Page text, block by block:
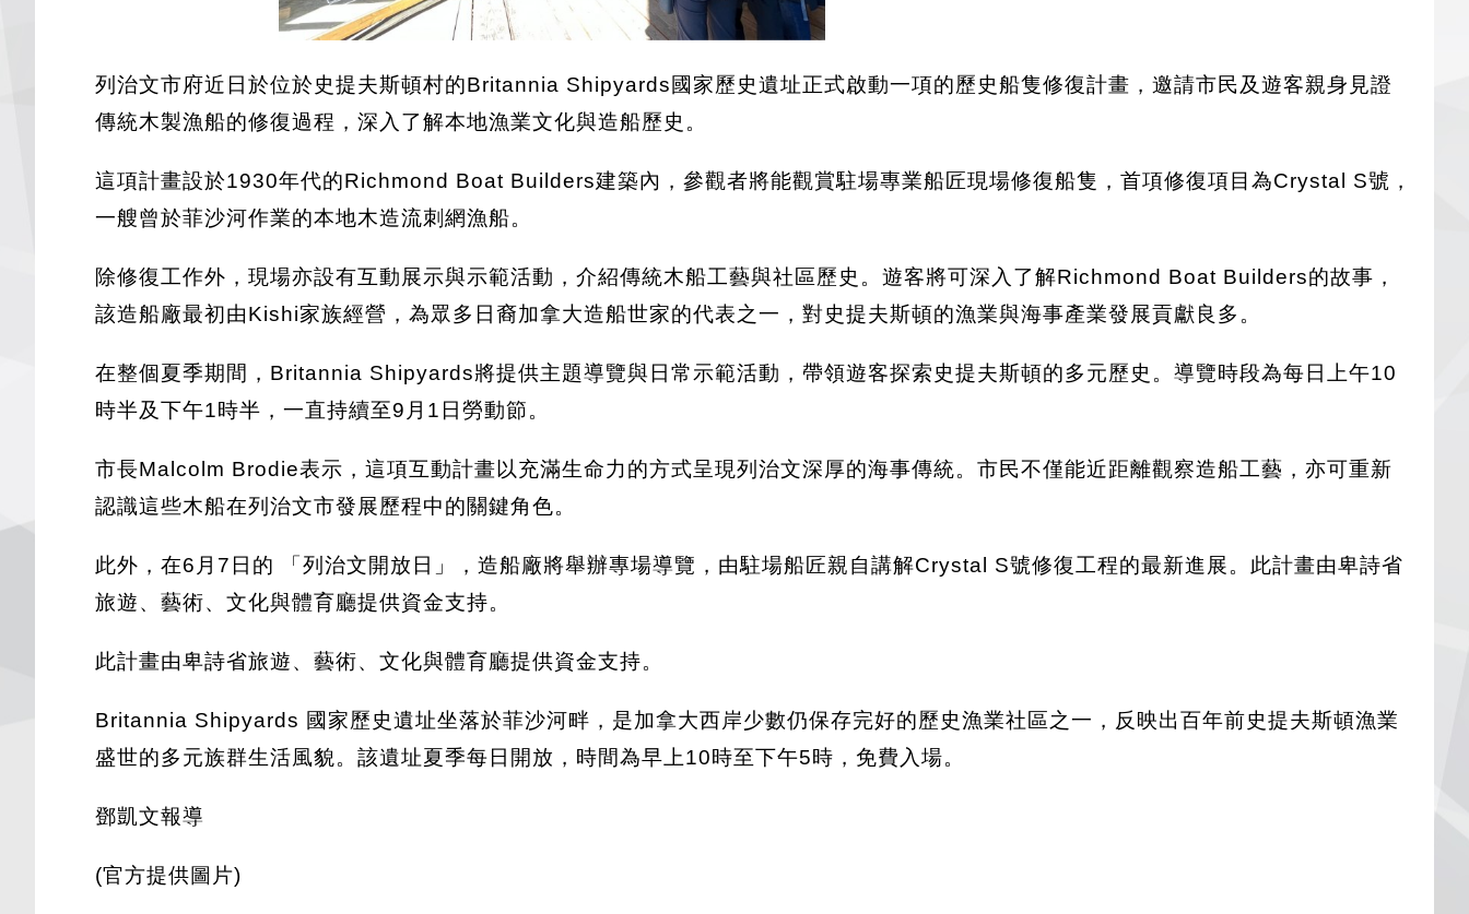
列治文市府近日於位於史提夫斯頓村的Britannia Shipyards國家歷史遺址正式啟動一項的歷史船隻修復計畫，邀請市民及遊客親身見證
傳統木製漁船的修復過程，深入了解本地漁業文化與造船歷史。
這項計畫設於1930年代的Richmond Boat Builders建築內，參觀者將能觀賞駐場專業船匠現場修復船隻，首項修復項目為Crystal S號，
一艘曾於菲沙河作業的本地木造流刺網漁船。
除修復工作外，現場亦設有互動展示與示範活動，介紹傳統木船工藝與社區歷史。遊客將可深入了解Richmond Boat Builders的故事，
該造船廠最初由Kishi家族經營，為眾多日裔加拿大造船世家的代表之一，對史提夫斯頓的漁業與海事產業發展貢獻良多。
在整個夏季期間，Britannia Shipyards將提供主題導覽與日常示範活動，帶領遊客探索史提夫斯頓的多元歷史。導覽時段為每日上午10
時半及下午1時半，一直持續至9月1日勞動節。
市長Malcolm Brodie表示，這項互動計畫以充滿生命力的方式呈現列治文深厚的海事傳統。市民不僅能近距離觀察造船工藝，亦可重新
認識這些木船在列治文市發展歷程中的關鍵角色。
此外，在6月7日的 「列治文開放日」，造船廠將舉辦專場導覽，由駐場船匠親自講解Crystal S號修復工程的最新進展。此計畫由卑詩省
旅遊、藝術、文化與體育廳提供資金支持。
此計畫由卑詩省旅遊、藝術、文化與體育廳提供資金支持。
Britannia Shipyards 國家歷史遺址坐落於菲沙河畔，是加拿大西岸少數仍保存完好的歷史漁業社區之一，反映出百年前史提夫斯頓漁業
盛世的多元族群生活風貌。該遺址夏季每日開放，時間為早上10時至下午5時，免費入場。
鄧凱文報導
(官方提供圖片)